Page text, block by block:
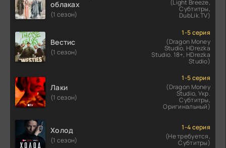
облаках
(1 сезон)
(Light Breeze,
Субтитры,
DubLik.TV)
Вестис
(1 сезон)
1-5 серия
(Dragon Money
Studio, HDrezka
Studio. 18+, HDrezka
Studio)
Лаки
(1 сезон)
1-5 серия
(Dragon Money
Studio, Укр.
Субтитры,
Оригинальный)
Холод
(1 сезон)
1-4 серия
(Не требуется,
Субтитры)